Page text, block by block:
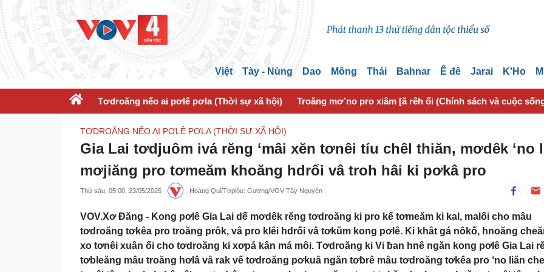
Việt Tày - Nùng Dao Mông Thái Bahnar Ê đê Jarai K'Ho
Tơdroăng nếo ai pơlê pơla (Thời sự xã hội) Troăng mơ’no pro xiâm [ă rêh ối (Chính sách và cuộc
TƠDROĂNG NẾO AI PƠLÊ PƠLA (THỜI SỰ XÃ HỘI)
Gia Lai tơdjuôm ivá rĕng ‘mâi xĕn tơnêi tíu chêl thiăn, mơdêk ‘no
mơjiăng pro tơmeăm khoăng hdrối vâ troh hâi ki pơkâ pro
Thứ sáu, 05:00, 23/05/2025 Hoàng Qui/Tơplôu: Gương/VOV Tây Nguyên
VOV.Xơ Đăng - Kong pơlê Gia Lai dế mơdêk rĕng tơdroăng ki pro kế tơmeăm ki kal, malối cho mâu
tơdroăng tơkêa pro troăng prôk, vâ pro klêi hdrối vâ tơkŭm kong pơlê. Ki khât gá nôkố, hnoăng
xo tơnêi xuân ối cho tơdroăng ki xơpá kân má môi. Tơdroăng ki Vi ƀan hnê ngăn kong pơlê Gia Lai
tơbleăng mâu troăng hơlâ vâ rak vế tơdroăng pơkuâ ngăn tơƀrê mâu tơdroăng tơkêa pro ‘no liăn